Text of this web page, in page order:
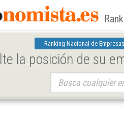
Ranking Nacional de Empresas
la posición de su